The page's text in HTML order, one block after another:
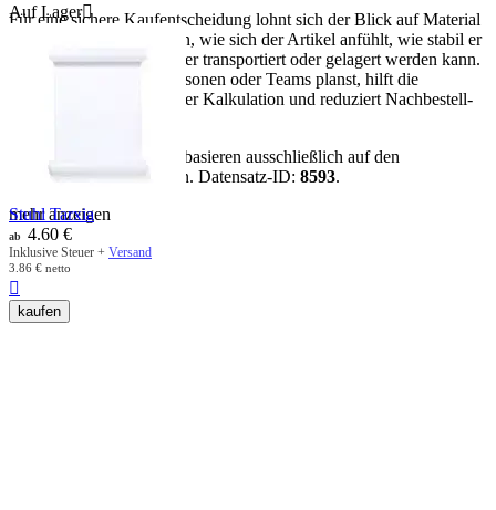
Für eine sichere Kaufentscheidung lohnt sich der Blick auf Material
und Maße: Sie bestimmen, wie sich der Artikel anfühlt, wie stabil er
im Gebrauch ist und wie er transportiert oder gelagert werden kann.
Wenn du für mehrere Personen oder Teams planst, hilft die
Verpackungseinheit bei der Kalkulation und reduziert Nachbestell-
Alle Aussagen basieren ausschließlich auf den
vorhandenen Artikeldaten. Datensatz-ID: 8593.
mehr anzeigen
Auf Lager
Stuhl Tarxia
ab 4.60 €
Inklusive Steuer + Versand
3.86 € netto

kaufen